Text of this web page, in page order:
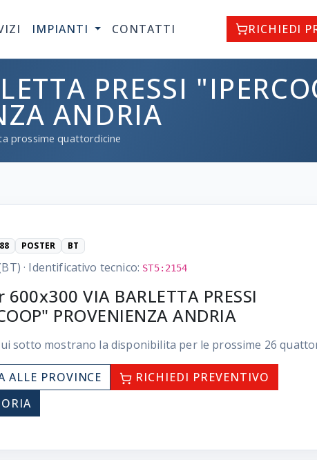
IMPIANTI CONTATTI RICHIEDI
PRESSI
ANDRIA
prossime quattordicine
POSTER BT
· Identificativo tecnico: ST5:2154
600x300 VIA BARLETTA PRESSI
PROVENIENZA ANDRIA
sotto mostrano la disponibilita per le prossime 26
ALLE PROVINCE
RICHIEDI PREVENTIVO